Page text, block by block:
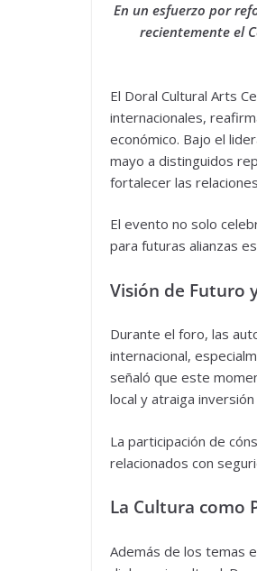
En un esfuerzo por
recientemente el
El Doral Cultural Arts
internacionales,
económico. Bajo el
mayo a distinguidos
fortalecer las
El evento no solo
para futuras alianzas
Visión de Futuro
Durante el foro, las
internacional,
señaló que este
local y atraiga
La participación de
relacionados con
La Cultura como
Además de los temas